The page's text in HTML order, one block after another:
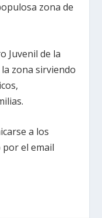
zona de
Juvenil de la
zona sirviendo
a los
por el email